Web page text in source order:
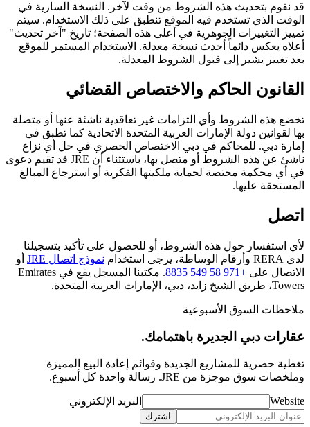
قد نقوم بتحديث هذه الشروط من وقت لآخر. النسخة السارية في
الوقت الذي تستخدم فيه الموقع تنطبق على ذلك الاستخدام. سيتم
تمييز التغييرات الجوهرية في أعلى هذه الصفحة؛ تاريخ "آخر تحديث"
أعلاه يعكس دائماً أحدث نسخة معدلة. الاستخدام المستمر للموقع
بعد تغيير يشير إلى قبول الشروط المعدلة.
القانون الحاكم والاختصاص القضائي
تخضع هذه الشروط وأي التزامات غير تعاقدية ناشئة عنها أو متصلة
بها لقوانين دولة الإمارات العربية المتحدة الاتحادية كما تطبق في
إمارة دبي. للمحاكم في دبي الاختصاص الحصري في حل أي نزاع
ناشئ عن هذه الشروط أو متصل بها، باستثناء أن JRE قد تقيم دعوى
في أي محكمة مختصة لحماية ملكيتها الفكرية أو استرجاع المبالغ
المستحقة عليها.
اتصل
لأي استفسار حول هذه الشروط، أو للحصول على تأكيد بتسجيلنا
لدى RERA وأرقام الوساطة، يرجى استخدام
نموذج اتصال JRE
أو
الاتصال على +971 58 549 8835
. مكتبنا المسجل يقع في Emirates
Towers، طريق الشيخ زايد، دبي، الإمارات العربية المتحدة.
ملاحظات السوق الأسبوعية
عقارات دبي الجديرة باهتمامك.
تغطية حصرية للمشاريع الجديدة وقوائم إعادة البيع المميزة
وملخصات سوق موجزة من JRE. رسالة واحدة كل أسبوع.
Website البريد الإلكتروني
اشترك